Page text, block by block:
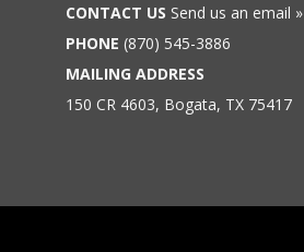
CONTACT US Send us an email »
PHONE (870) 545-3886
MAILING ADDRESS
150 CR 4603, Bogata, TX 75417